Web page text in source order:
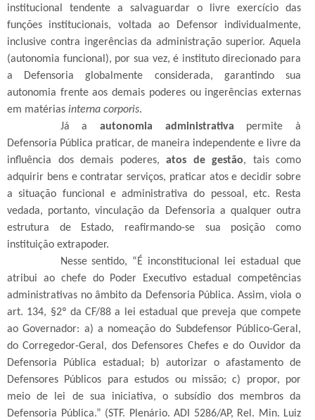
institucional tendente a salvaguardar o livre exercício das
funções institucionais, voltada ao Defensor individualmente,
inclusive contra ingerências da administração superior. Aquela
(autonomia funcional), por sua vez, é instituto direcionado para
a Defensoria globalmente considerada, garantindo sua
autonomia frente aos demais poderes ou ingerências externas
em matérias interna corporis.
Já a autonomia administrativa permite à
Defensoria Pública praticar, de maneira independente e livre da
influência dos demais poderes, atos de gestão, tais como
adquirir bens e contratar serviços, praticar atos e decidir sobre
a situação funcional e administrativa do pessoal, etc. Resta
vedada, portanto, vinculação da Defensoria a qualquer outra
estrutura de Estado, reafirmando-se sua posição como
instituição extrapoder.
Nesse sentido, “É inconstitucional lei estadual que
atribui ao chefe do Poder Executivo estadual competências
administrativas no âmbito da Defensoria Pública. Assim, viola o
art. 134, §2º da CF/88 a lei estadual que preveja que compete
ao Governador: a) a nomeação do Subdefensor Público-Geral,
do Corregedor-Geral, dos Defensores Chefes e do Ouvidor da
Defensoria Pública estadual; b) autorizar o afastamento de
Defensores Públicos para estudos ou missão; c) propor, por
meio de lei de sua iniciativa, o subsídio dos membros da
Defensoria Pública.” (STF. Plenário. ADI 5286/AP, Rel. Min. Luiz